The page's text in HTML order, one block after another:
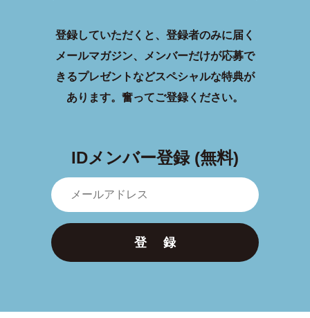
登録していただくと、登録者のみに届く
メールマガジン、メンバーだけが応募で
きるプレゼントなどスペシャルな特典が
あります。 奮ってご登録ください。
IDメンバー登録 (無料)
登 録